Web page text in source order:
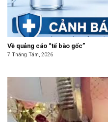
Về quảng cáo “tế bào gốc”
7 Tháng Tám, 2026